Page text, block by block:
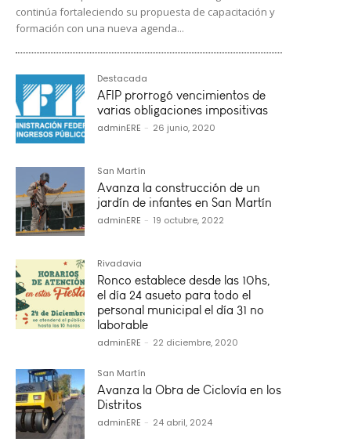
continúa fortaleciendo su propuesta de capacitación y
formación con una nueva agenda...
Destacada
AFIP prorrogó vencimientos de
varias obligaciones impositivas
adminERE - 26 junio, 2020
San Martín
Avanza la construcción de un
jardín de infantes en San Martín
adminERE - 19 octubre, 2022
Rivadavia
Ronco establece desde las 10hs,
el día 24 asueto para todo el
personal municipal el día 31 no
laborable
adminERE - 22 diciembre, 2020
San Martín
Avanza la Obra de Ciclovía en los
Distritos
adminERE - 24 abril, 2024